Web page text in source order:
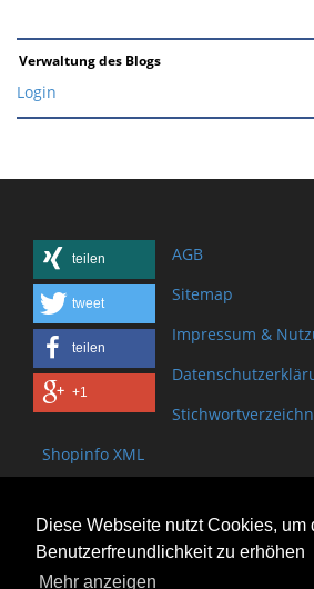
Diese Webseite nutzt Cookies, um
Benutzerfreundlichkeit zu erhöhen
Mehr anzeigen
Verwaltung des Blogs
Login
teilen
tweet
teilen
+1
AGB
Sitemap
Impressum &
Shopinfo XML
Bischof-Brand Straße 2
61440 Oberursel